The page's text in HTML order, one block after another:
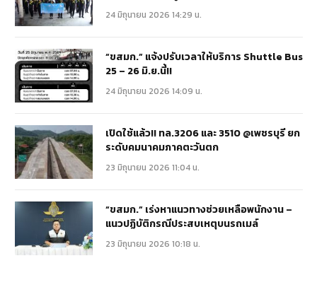
24 มิถุนายน 2026 14:29 น.
“ขสมก.” แจ้งปรับเวลาให้บริการ Shuttle Bus
25 – 26 มิ.ย.นี้!!
24 มิถุนายน 2026 14:09 น.
เปิดใช้แล้ว!! ทล.3206 และ 3510 @เพชรบุรี ยก
ระดับคมนาคมภาคตะวันตก
23 มิถุนายน 2026 11:04 น.
“ขสมก.” เร่งหาแนวทางช่วยเหลือพนักงาน –
แนวปฏิบัติกรณีประสบเหตุบนรถเมล์
23 มิถุนายน 2026 10:18 น.